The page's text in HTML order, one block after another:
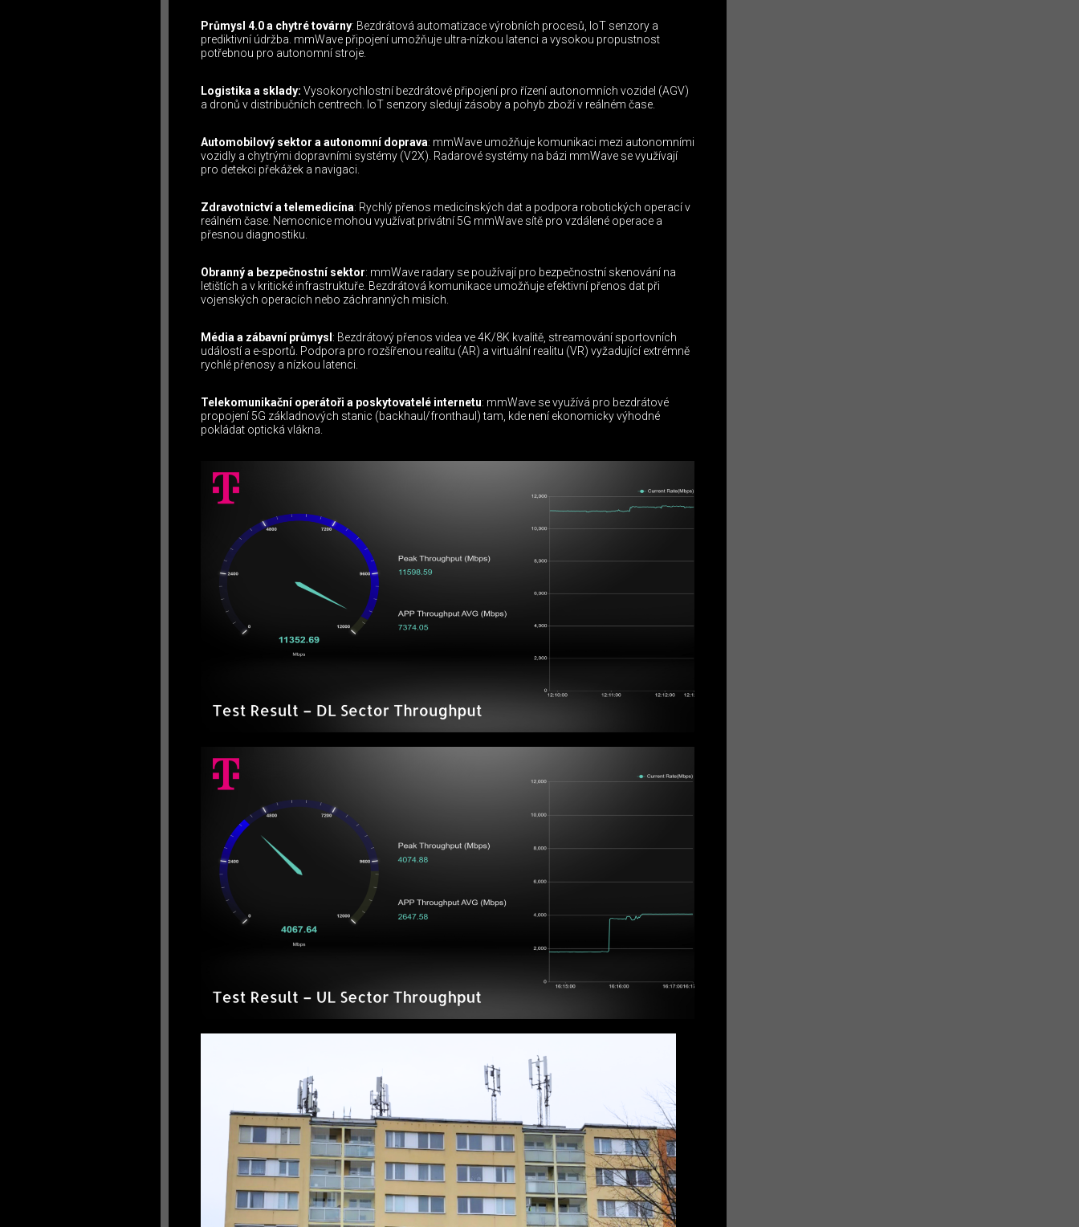
Průmysl 4.0 a chytré továrny: Bezdrátová automatizace výrobních procesů, IoT senzory a
prediktivní údržba. mmWave připojení umožňuje ultra-nízkou latenci a vysokou propustnost
potřebnou pro autonomní stroje.
Logistika a sklady: Vysokorychlostní bezdrátové připojení pro řízení autonomních vozidel (AGV)
a dronů v distribučních centrech. IoT senzory sledují zásoby a pohyb zboží v reálném čase.
Automobilový sektor a autonomní doprava: mmWave umožňuje komunikaci mezi autonomními
vozidly a chytrými dopravními systémy (V2X). Radarové systémy na bázi mmWave se využívají
pro detekci překážek a navigaci.
Zdravotnictví a telemedicína: Rychlý přenos medicínských dat a podpora robotických operací v
reálném čase. Nemocnice mohou využívat privátní 5G mmWave sítě pro vzdálené operace a
přesnou diagnostiku.
Obranný a bezpečnostní sektor: mmWave radary se používají pro bezpečnostní skenování na
letištích a v kritické infrastruktuře. Bezdrátová komunikace umožňuje efektivní přenos dat při
vojenských operacích nebo záchranných misích.
Média a zábavní průmysl : Bezdrátový přenos videa ve 4K/8K kvalitě, streamování sportovních
událostí a e-sportů. Podpora pro rozšířenou realitu (AR) a virtuální realitu (VR) vyžadující extrémně
rychlé přenosy a nízkou latenci.
Telekomunikační operátoři a poskytovatelé internetu: mmWave se využívá pro bezdrátové
propojení 5G základnových stanic (backhaul/fronthaul) tam, kde není ekonomicky výhodné
pokládat optická vlákna.